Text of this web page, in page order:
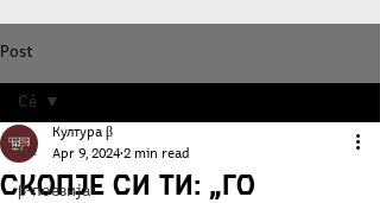
Post
Сè
β-поезија
Сè
Скопје СИ ТИ: „Го
Култура β
Apr 9, 2024 2 min read